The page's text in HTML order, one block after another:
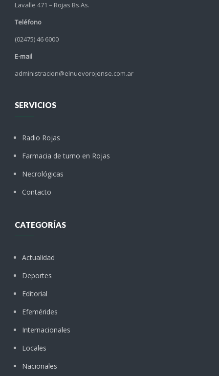
Lavalle 471 – Rojas Bs.As.
Teléfono
(02475) 46 6000
E-mail
administracion@elnuevorojense.com.ar
SERVICIOS
Radio Rojas
Farmacia de turno en Rojas
Necrológicas
Contacto
CATEGORÍAS
Actualidad
Deportes
Editorial
Efemérides
Internacionales
Locales
Nacionales